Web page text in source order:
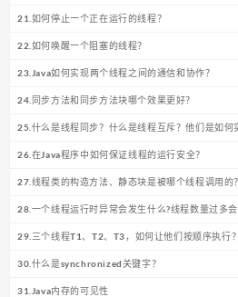
21.如何停止一个正在运行的线程？
22.如何唤醒一个阻塞的线程？
23.Java如何实现两个线程之间的通信和协作？
24.同步方法和同步方法块哪个效果更好？
25.什么是线程同步？什么是线程互斥？他们是如何
26.在Java程序中如何保证线程的运行安全？
27.线程类的构造方法、静态块是被哪个线程调用的？
28.一个线程运行时异常会发生什么?线程数量过多会
29.三个线程T1、T2、T3，如何让他们按顺序执行？
30.什么是synchronized关键字？
31.Java内存的可见性